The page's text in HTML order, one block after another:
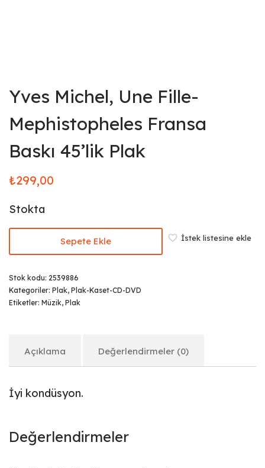
Yves Michel, Une Fille-
Mephistopheles Fransa
Baskı 45’lik Plak
₺299,00
Stokta
Sepete Ekle İstek listesine ekle
Stok kodu: 2539886
Kategoriler: Plak, Plak-Kaset-CD-DVD
Etiketler: Müzik, Plak
Açıklama Değerlendirmeler (0)
İyi kondüsyon.
Değerlendirmeler